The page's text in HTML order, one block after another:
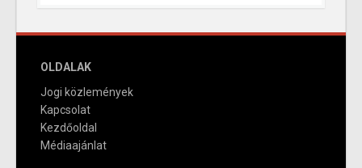
OLDALAK
Jogi közlemények
Kapcsolat
Kezdőoldal
Médiaajánlat